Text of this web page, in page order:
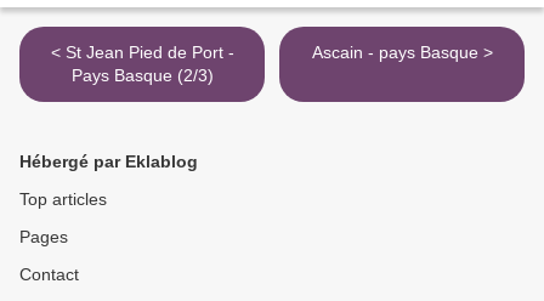
< St Jean Pied de Port -
Pays Basque (2/3)
Ascain - pays Basque >
Hébergé par Eklablog
Top articles
Pages
Contact